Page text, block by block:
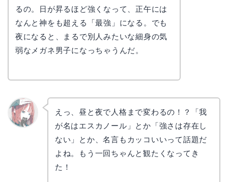
るの。日が昇るほど強くなって、正午には
なんと神をも超える「最強」になる。でも
夜になると、まるで別人みたいな細身の気
弱なメガネ男子になっちゃうんだ。
えっ、昼と夜で人格まで変わるの！？「我
が名はエスカノール」とか「強さは存在し
ない」とか、名言もカッコいいって話題だ
よね。もう一回ちゃんと観たくなってき
た！